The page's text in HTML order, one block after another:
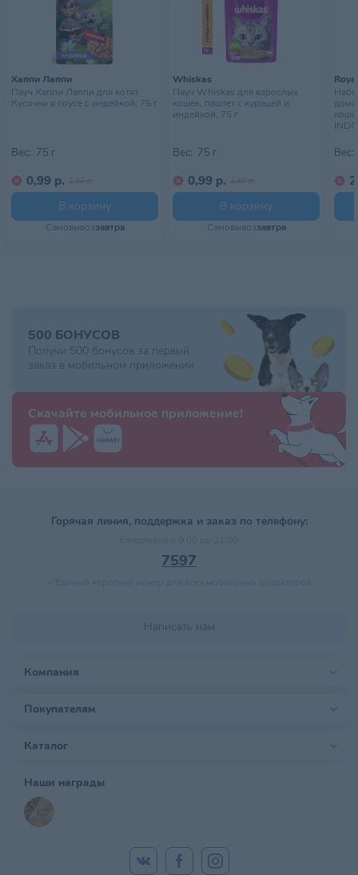
Хаппи Лаппи
Пауч Хаппи Лаппи для котят.
Кусочки в соусе с индейкой, 75 г
Вес: 75 г
0,99 р. 1,22 р.
В корзину
Самовывоззавтра
Whiskas
Пауч Whiskas для взрослых
кошек, паштет с курицей и
индейкой, 75 г
Вес: 75 г
0,99 р. 1,40 р.
В корзину
Самовывоззавтра
Вес:
500 БОНУСОВ
Получи 500 бонусов за первый
заказ в мобильном приложении
Скачайте мобильное приложение!
Горячая линия, поддержка и заказ по телефону:
7597
Написать нам
Компания
Покупателям
Каталог
Наши награды